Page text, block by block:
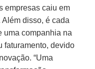
empresas caiu em
disso, é cada
uma companhia na
faturamento, devido
“Uma